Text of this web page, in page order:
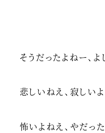
そうだったよねー、よ
悲しいねえ、寂しいよ
怖いよねえ、やだっ